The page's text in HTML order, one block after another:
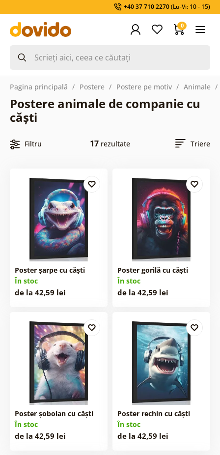
+40 37 710 2270(Lu-Vi: 10 - 15)
0
Pagina principală Postere Postere pe motiv Animale
Postere animale de companie cu
căști
Filtru 17 rezultate Triere
Poster șarpe cu căști
În stoc
de la 42,59 lei
Poster gorilă cu căști
În stoc
de la 42,59 lei
Poster șobolan cu căști
În stoc
de la 42,59 lei
Poster rechin cu căști
În stoc
de la 42,59 lei